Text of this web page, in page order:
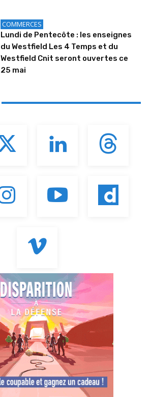
COMMERCES
Lundi de Pentecôte : les enseignes
du Westfield Les 4 Temps et du
Westfield Cnit seront ouvertes ce
25 mai